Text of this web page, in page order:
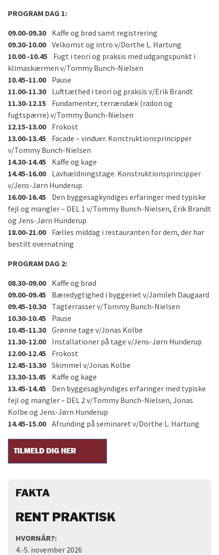
PROGRAM DAG 1:
09.00-09.30Kaffe og brød samt registrering
09.30-10.00Velkomst og intro v/Dorthe L. Hartung
10.00 -10.45 Fugt i teori og praksis med udgangspunkt i
klimaskærmen v/Tommy Bunch-Nielsen
10.45-11.00Pause
11.00-11.30Lufttæthed i teori og praksis v/Erik Brandt
11.30-12.15 Fundamenter, terrændæk (radon og
fugtspærre) v/Tommy Bunch-Nielsen
12.15-13.00Frokost
13.00-13.45 Facade – vinduer. Konstruktionsprincipper
v/Tommy Bunch-Nielsen
14.30-14.45 Kaffe og kage
14.45-16.00Lavhældningstage. Konstruktionsprincipper
v/Jens-Jørn Hunderup
16.00-16.45 Den byggesagkyndiges erfaringer med typiske
fejl og mangler – DEL 1 v/Tommy Bunch-Nielsen, Erik Brandt
og Jens-Jørn Hunderup
18.00-21.00Fælles middag i restauranten for dem, der har
bestilt overnatning
PROGRAM DAG 2:
08.30-09.00Kaffe og brød
09.00-09.45 Bæredygtighed i byggeriet v/Jamileh Daugaard
09.45-10.30Tagterrasser v/Tommy Bunch-Nielsen
10.30-10.45 Pause
10.45-11.30Grønne tage v/Jonas Kolbe
11.30-12.00Installationer på tage v/Jens-Jørn Hunderup
12.00-12.45 Frokost
12.45-13.30Skimmel v/Jonas Kolbe
13.30-13.45 Kaffe og kage
13.45-14.45 Den byggesagkyndiges erfaringer med typiske
fejl og mangler – DEL 2 v/Tommy Bunch-Nielsen, Jonas
Kolbe og Jens-Jørn Hunderup
14.45-15.00Afrunding på seminaret v/Dorthe L. Hartung
FAKTA
RENT PRAKTISK
HVORNÅR?:
4.-5. november 2026